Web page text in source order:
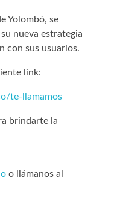
Yolombó, se
nueva estrategia
con sus usuarios.
link:
te-llamamos
brindarte la
o llámanos al